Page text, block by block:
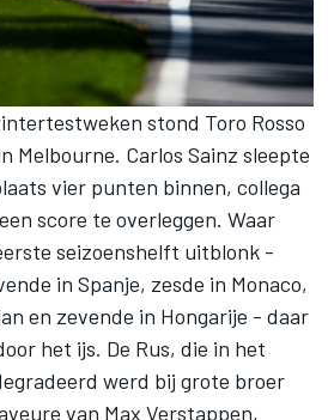
stond Toro Rosso
Melbourne. Carlos Sainz sleepte
vier punten binnen, collega
score te overleggen. Waar
seizoenshelft uitblonk -
in Spanje, zesde in Monaco,
en zevende in Hongarije - daar
het ijs. De Rus, die in het
werd bij grote broer
van Max Verstappen,